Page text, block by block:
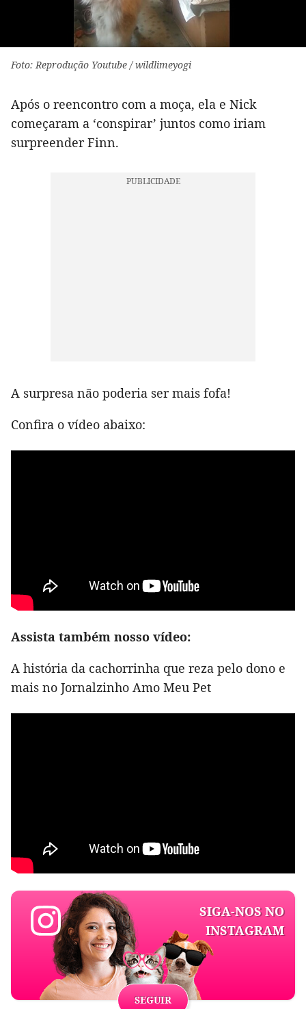
Foto: Reprodução Youtube / wildlimeyogi
Após o reencontro com a moça, ela e Nick
começaram a ‘conspirar’ juntos como iriam
surpreender Finn.
A surpresa não poderia ser mais fofa!
Confira o vídeo abaixo:
Assista também nosso vídeo:
A história da cachorrinha que reza pelo dono e
mais no Jornalzinho Amo Meu Pet
SIGA-NOS NO
INSTAGRAM
SEGUIR